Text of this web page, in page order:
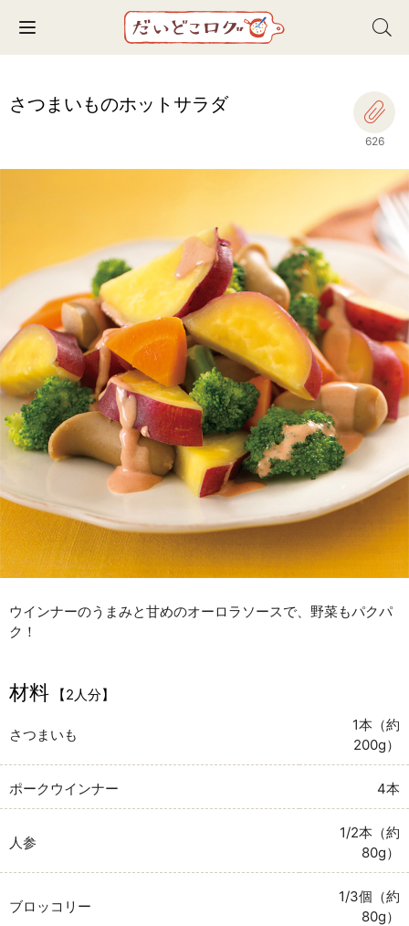
Toggle navigation
さつまいものホットサラダ
626
ウインナーのうまみと甘めのオーロラソースで、野菜もパクパ
ク！
材料 【2人分】
さつまいも
1本（約
200g）
ポークウインナー 4本
人参
1/2本（約
80g）
ブロッコリー
1/3個（約
80g）